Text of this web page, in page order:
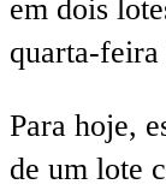
em dois
quarta-
Para hoje,
de um lote